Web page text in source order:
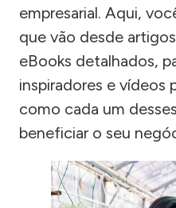
empresarial. Aqui,
que vão desde
eBooks detalhados,
inspiradores e vídeos
como cada um
beneficiar o seu